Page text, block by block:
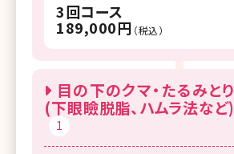
3回コース
189,000円 （税込）
目の下のクマ・たるみとり
(下眼瞼脱脂、ハムラ法など)
1